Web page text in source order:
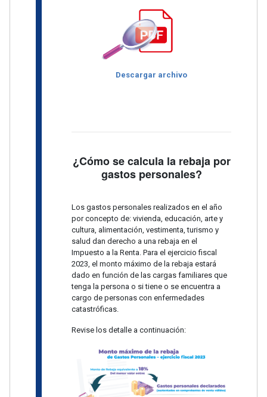
Descargar archivo
¿Cómo se calcula la rebaja por
gastos personales?
Los gastos personales realizados en el año
por concepto de: vivienda, educación, arte y
cultura, alimentación, vestimenta, turismo y
salud dan derecho a una rebaja en el
Impuesto a la Renta. Para el ejercicio fiscal
2023, el monto máximo de la rebaja estará
dado en función de las cargas familiares que
tenga la persona o si tiene o se encuentra a
cargo de personas con enfermedades
catastróficas.
Revise los detalle a continuación: